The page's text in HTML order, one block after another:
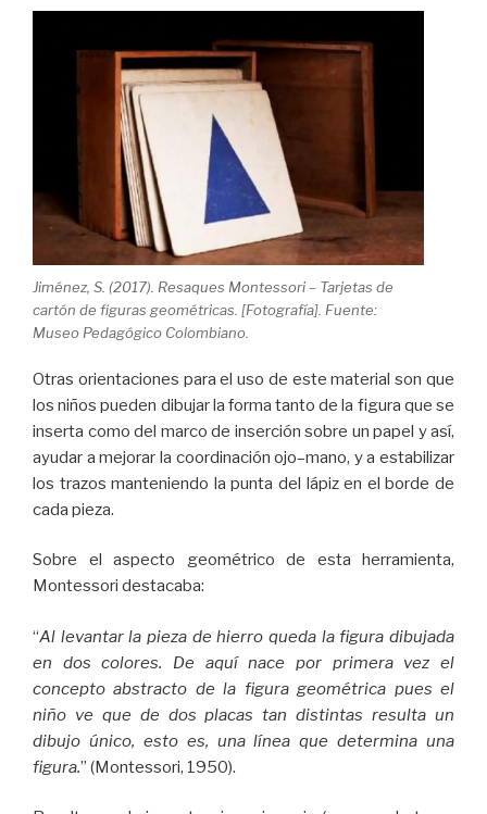
Jiménez, S. (2017). Resaques Montessori – Tarjetas de
cartón de figuras geométricas. [Fotografía]. Fuente:
Museo Pedagógico Colombiano.
Otras orientaciones para el uso de este material son que
los niños pueden dibujar la forma tanto de la figura que se
inserta como del marco de inserción sobre un papel y así,
ayudar a mejorar la coordinación ojo–mano, y a estabilizar
los trazos manteniendo la punta del lápiz en el borde de
cada pieza.
Sobre el aspecto geométrico de esta herramienta,
Montessori destacaba:
“Al levantar la pieza de hierro queda la figura dibujada
en dos colores. De aquí nace por primera vez el
concepto abstracto de la figura geométrica pues el
niño ve que de dos placas tan distintas resulta un
dibujo único, esto es, una línea que determina una
figura.” (Montessori, 1950).